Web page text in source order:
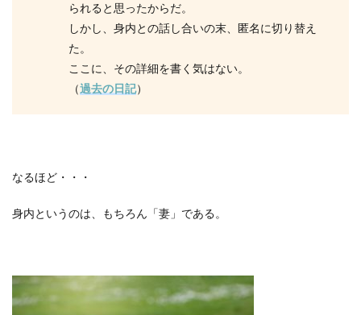
られると思ったからだ。
しかし、身内との話し合いの末、匿名に切り替え
た。
ここに、その詳細を書く気はない。
（過去の日記）
なるほど・・・
身内というのは、もちろん「妻」である。